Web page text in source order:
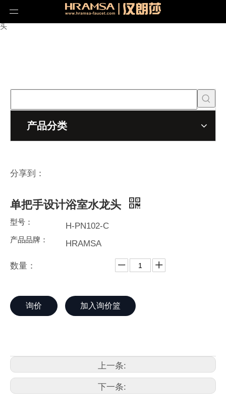
当前所在位置: 首页 » 产品 » 先锋系列 » 单把手设计浴室水龙
头
产品分类
分享到：
单把手设计浴室水龙头
型号： H-PN102-C
产品品牌： HRAMSA
数量：
询价 加入询价篮
上一条:
下一条: